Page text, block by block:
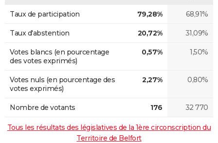
Taux de participation 79,28% 68,91%
Taux d'abstention 20,72% 31,09%
Votes blancs (en pourcentage
des votes exprimés)
0,57% 1,50%
Votes nuls (en pourcentage des
votes exprimés)
2,27% 0,80%
Nombre de votants 176 32 770
Tous les résultats des législatives de la 1ère circonscription du
Territoire de Belfort